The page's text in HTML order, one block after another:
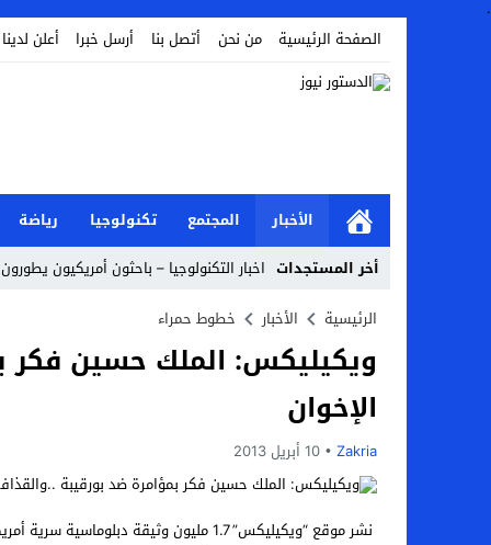
.
الصفحة الرئيسية
من نحن أتصل بنا أرسل خبرا أعلن لدينا
الأخبار المجتمع تكنولوجيا رياضة
أخر المستجدات اخبار التكنولوجيا – باحثون أمريكيون
أخبار الفن – ب الفن – إسعاد يونس: عادل
اراء و اقلام الدستور – بعد ست سنوات من
اخبار العرب – الكويت: وفاة عامل نتيجة
عالم الجريمة – بالصور: إسبانيا تلغي حالة
اخبار الرياضة – اليويفا يعقد اجتماعا
الرئيسية الأخبار خطوط حمراء
ويكيليكس: الملك حسين فكر
الإخوان
Zakria 10 أبريل 2013